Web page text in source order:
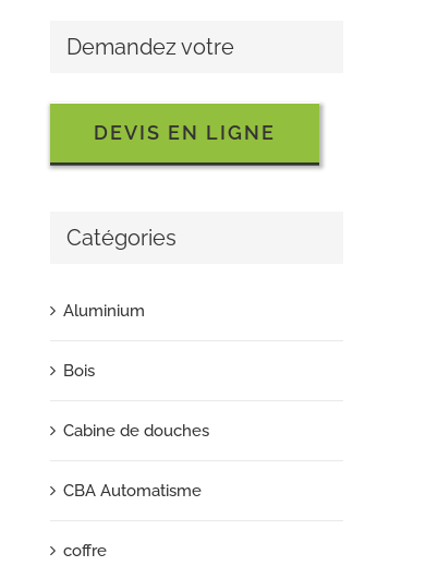
Demandez votre
DEVIS EN LIGNE
Catégories
Aluminium
Bois
Cabine de douches
CBA Automatisme
coffre